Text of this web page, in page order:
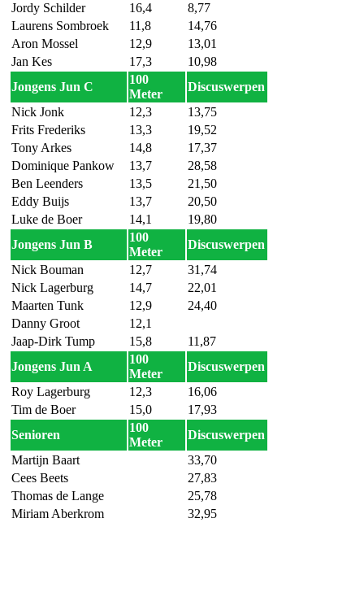
Jordy Schilder
16,4
8,77
Laurens Sombroek
11,8
14,76
Aron Mossel
12,9
13,01
Jan Kes
17,3
10,98
Jongens Jun C
100
Meter
Discuswerpen
Nick Jonk
12,3
13,75
Frits Frederiks
13,3
19,52
Tony Arkes
14,8
17,37
Dominique Pankow
13,7
28,58
Ben Leenders
13,5
21,50
Eddy Buijs
13,7
20,50
Luke de Boer
14,1
19,80
Jongens Jun B
100
Meter
Discuswerpen
Nick Bouman
12,7
31,74
Nick Lagerburg
14,7
22,01
Maarten Tunk
12,9
24,40
Danny Groot
12,1
Jaap-Dirk Tump
15,8
11,87
Jongens Jun A
100
Meter
Discuswerpen
Roy Lagerburg
12,3
16,06
Tim de Boer
15,0
17,93
Senioren
100
Meter
Discuswerpen
Martijn Baart
33,70
Cees Beets
27,83
Thomas de Lange
25,78
Miriam Aberkrom
32,95